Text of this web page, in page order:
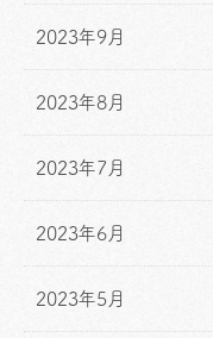
2023年9月
2023年8月
2023年7月
2023年6月
2023年5月